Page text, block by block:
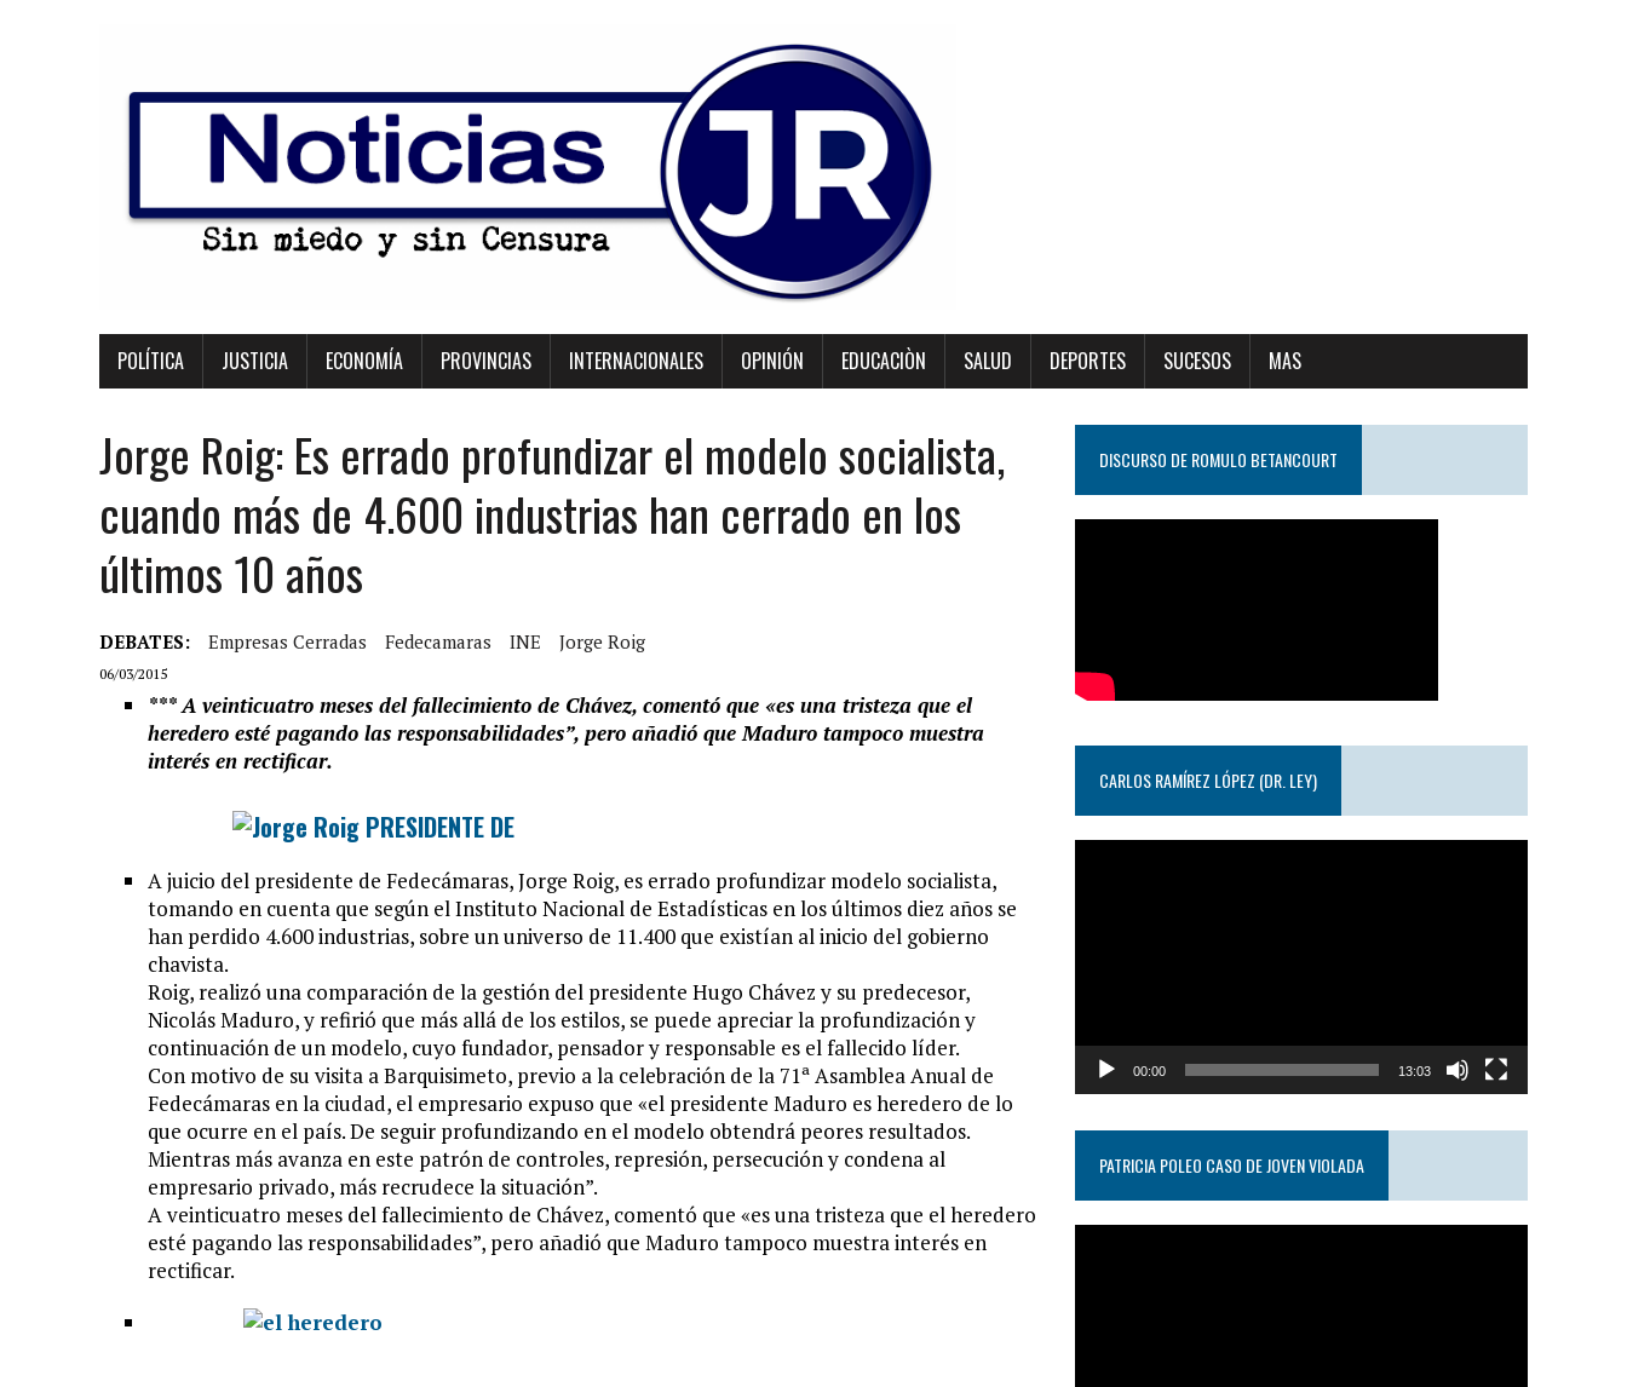
POLÍTICA JUSTICIA ECONOMÍA PROVINCIAS INTERNACIONALES OPINIÓN EDUCACIÒN SALUD DEPORTES SUCESOS MAS
Jorge Roig: Es errado profundizar el modelo socialista,
cuando más de 4.600 industrias han cerrado en los
últimos 10 años
DEBATES: Empresas Cerradas Fedecamaras INE Jorge Roig
06/03/2015
*** A veinticuatro meses del fallecimiento de Chávez, comentó que «es una tristeza que el
heredero esté pagando las responsabilidades”, pero añadió que Maduro tampoco muestra
interés en rectificar.
A juicio del presidente de Fedecámaras, Jorge Roig, es errado profundizar modelo socialista,
tomando en cuenta que según el Instituto Nacional de Estadísticas en los últimos diez años se
han perdido 4.600 industrias, sobre un universo de 11.400 que existían al inicio del gobierno
chavista.
Roig, realizó una comparación de la gestión del presidente Hugo Chávez y su predecesor,
Nicolás Maduro, y refirió que más allá de los estilos, se puede apreciar la profundización y
continuación de un modelo, cuyo fundador, pensador y responsable es el fallecido líder.
Con motivo de su visita a Barquisimeto, previo a la celebración de la 71ª Asamblea Anual de
Fedecámaras en la ciudad, el empresario expuso que «el presidente Maduro es heredero de lo
que ocurre en el país. De seguir profundizando en el modelo obtendrá peores resultados.
Mientras más avanza en este patrón de controles, represión, persecución y condena al
empresario privado, más recrudece la situación”.
A veinticuatro meses del fallecimiento de Chávez, comentó que «es una tristeza que el heredero
esté pagando las responsabilidades”, pero añadió que Maduro tampoco muestra interés en
rectificar.
DISCURSO DE ROMULO BETANCOURT
CARLOS RAMÍREZ LÓPEZ (DR. LEY)
00:00 13:03
PATRICIA POLEO CASO DE JOVEN VIOLADA